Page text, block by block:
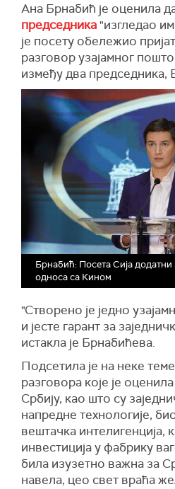
Ана Брнабић је оценила
председника"изгледао
је посету обележио
разговор узајамног
између два председника,
Брнабић: Посета Сија
односа са Кином
"Створено је једно
и јесте гарант за
истакла је Брнабићева.
Подсетила је на неке
разговора које је
Србију, као што су
напредне технологије,
вештачка интелигенција,
инвестиција у фабрику
била изузетно важна за
навела, цео свет враћа